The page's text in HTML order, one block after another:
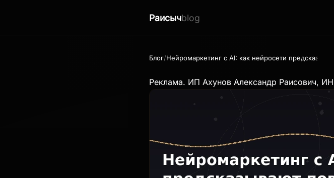
Раисычblog
Блог Нейромаркетинг с AI: как нейросети
Реклама. ИП Ахунов Александр Раисович,